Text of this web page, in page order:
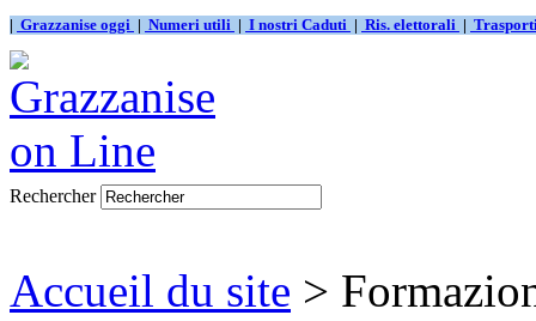
| Grazzanise oggi | Numeri utili | I nostri Caduti | Ris. elettorali |
Rechercher
Accueil du site >